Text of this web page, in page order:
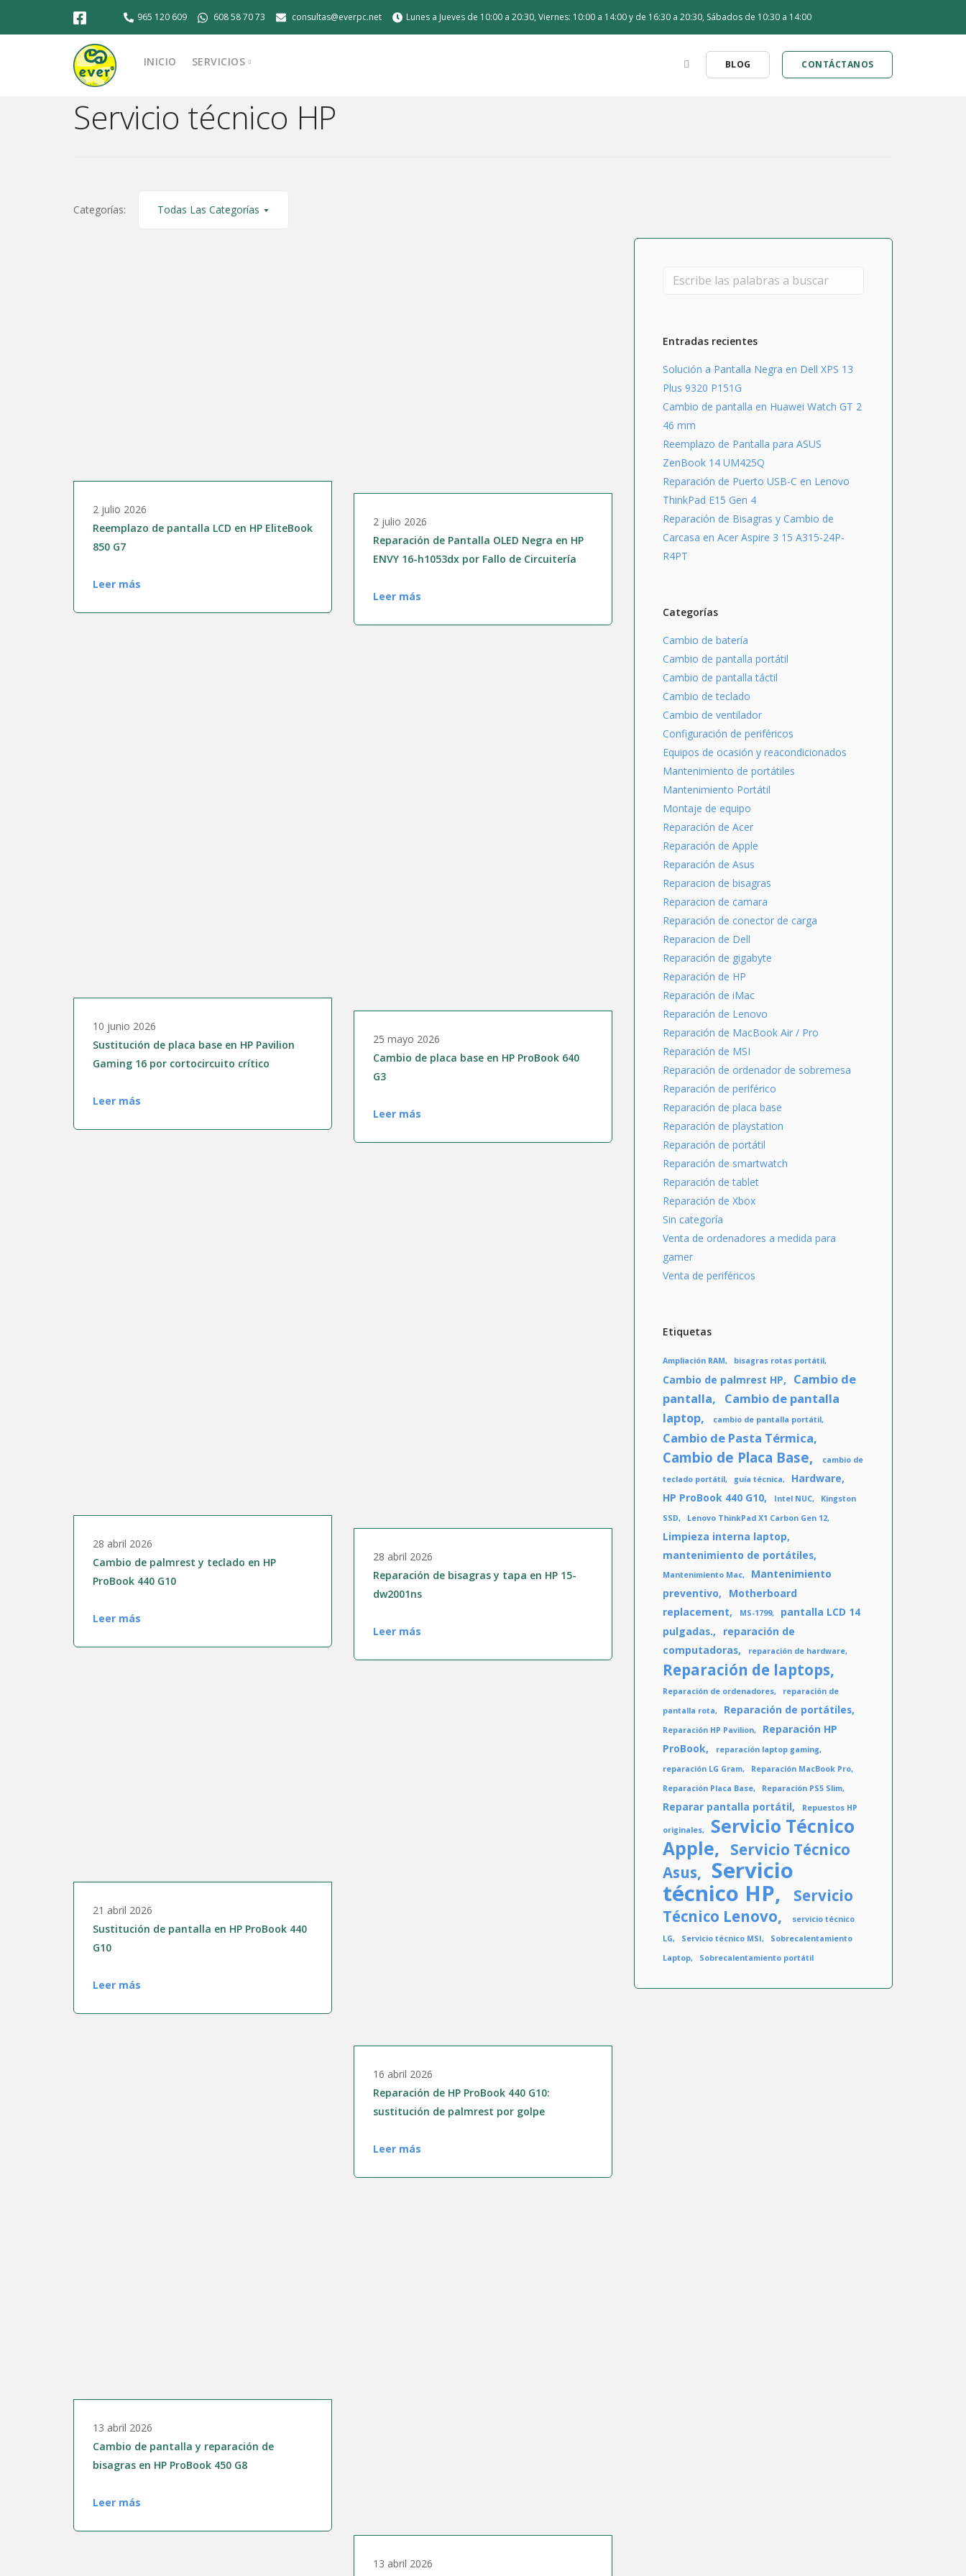
965 120 609 608 58 70 73 consultas@everpc.net Lunes a Jueves de 10:00 a 20:30, Viernes: 10:00 a 14:00 y de 16:30 a 20:30, Sábados de 10:30 a 14:00
INICIO SERVICIOS
Montaje de equipo
Reparación de Asus
Reparación de Lenovo
Reparación de iPad Air / Mini / Pro
Cambio de pantallas portátil
Cambio de teclado
BLOG CONTÁCTANOS
Servicio técnico HP
Categorías: Todas Las Categorías
2 julio 2026
Reemplazo de pantalla LCD en HP EliteBook
850 G7
Leer más
2 julio 2026
Reparación de Pantalla OLED Negra en HP
ENVY 16-h1053dx por Fallo de Circuitería
Leer más
10 junio 2026
Sustitución de placa base en HP Pavilion
Gaming 16 por cortocircuito crítico
Leer más
25 mayo 2026
Cambio de placa base en HP ProBook 640
G3
Leer más
28 abril 2026
Cambio de palmrest y teclado en HP
ProBook 440 G10
Leer más
28 abril 2026
Reparación de bisagras y tapa en HP 15-
dw2001ns
Leer más
21 abril 2026
Sustitución de pantalla en HP ProBook 440
G10
Leer más
16 abril 2026
Reparación de HP ProBook 440 G10:
sustitución de palmrest por golpe
Leer más
13 abril 2026
Cambio de pantalla y reparación de
bisagras en HP ProBook 450 G8
Leer más
13 abril 2026
Entradas recientes
Solución a Pantalla Negra en Dell XPS 13
Plus 9320 P151G
Cambio de pantalla en Huawei Watch GT 2
46 mm
Reemplazo de Pantalla para ASUS
ZenBook 14 UM425Q
Reparación de Puerto USB-C en Lenovo
ThinkPad E15 Gen 4
Reparación de Bisagras y Cambio de
Carcasa en Acer Aspire 3 15 A315-24P-
R4PT
Categorías
Cambio de batería
Cambio de pantalla portátil
Cambio de pantalla táctil
Cambio de teclado
Cambio de ventilador
Configuración de periféricos
Equipos de ocasión y reacondicionados
Mantenimiento de portátiles
Mantenimiento Portátil
Montaje de equipo
Reparación de Acer
Reparación de Apple
Reparación de Asus
Reparacion de bisagras
Reparacion de camara
Reparación de conector de carga
Reparacion de Dell
Reparación de gigabyte
Reparación de HP
Reparación de iMac
Reparación de Lenovo
Reparación de MacBook Air / Pro
Reparación de MSI
Reparación de ordenador de sobremesa
Reparación de periférico
Reparación de placa base
Reparación de playstation
Reparación de portátil
Reparación de smartwatch
Reparación de tablet
Reparación de Xbox
Sin categoría
Venta de ordenadores a medida para
gamer
Venta de periféricos
Etiquetas
Ampliación RAM bisagras rotas portátil
Cambio de palmrest HP
Cambio de
pantalla
Cambio de pantalla
laptop
cambio de pantalla portátil
Cambio de Pasta Térmica
Cambio de Placa Base
cambio de
teclado portátil
guía técnica
Hardware
HP ProBook 440 G10
Intel NUC
Kingston
SSD
Lenovo ThinkPad X1 Carbon Gen 12
Limpieza interna laptop
mantenimiento de portátiles
Mantenimiento Mac
Mantenimiento
preventivo
Motherboard
replacement
MS-1799
pantalla LCD 14
pulgadas.
reparación de
computadoras
reparación de hardware
Reparación de laptops
Reparación de ordenadores
reparación de
pantalla rota
Reparación de portátiles
Reparación HP Pavilion
Reparación HP
ProBook
reparación laptop gaming
reparación LG Gram
Reparación MacBook Pro
Reparación Placa Base
Reparación PS5 Slim
Reparar pantalla portátil Repuestos HP
originales
Servicio Técnico
Apple
Servicio Técnico
Asus
Servicio
técnico HP
Servicio
Técnico Lenovo
servicio técnico
LG
Servicio técnico MSI
Sobrecalentamiento
Laptop
Sobrecalentamiento portátil